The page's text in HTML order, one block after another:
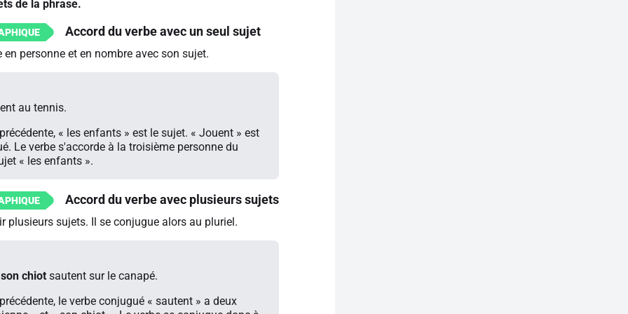
de la phrase.
Accord du verbe avec un seul sujet
en personne et en nombre avec son sujet.
au tennis.
« les enfants » est le sujet. « Jouent » est
Le verbe s'accorde à la troisième personne du
« les enfants ».
Accord du verbe avec plusieurs sujets
plusieurs sujets. Il se conjugue alors au pluriel.
chiot sautent sur le canapé.
le verbe conjugué « sautent » a deux